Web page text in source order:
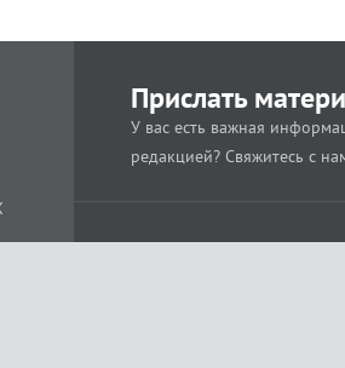
Прислать
У вас есть важная
редакцией? Свяжитесь с